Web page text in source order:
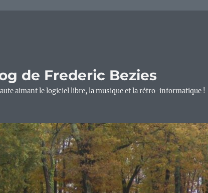
de Frederic Bezies
aimant le logiciel libre, la musique et la rétro-informatique !